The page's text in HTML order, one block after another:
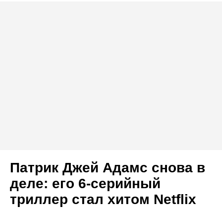
Патрик Джей Адамс снова в
деле: его 6-серийный
триллер стал хитом Netflix